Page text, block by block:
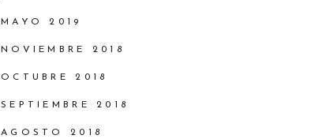
MAYO 2019
NOVIEMBRE 2018
OCTUBRE 2018
SEPTIEMBRE 2018
AGOSTO 2018